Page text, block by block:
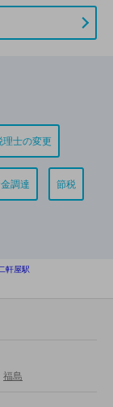
理士の変更
調達 節税
軒屋駅
福島